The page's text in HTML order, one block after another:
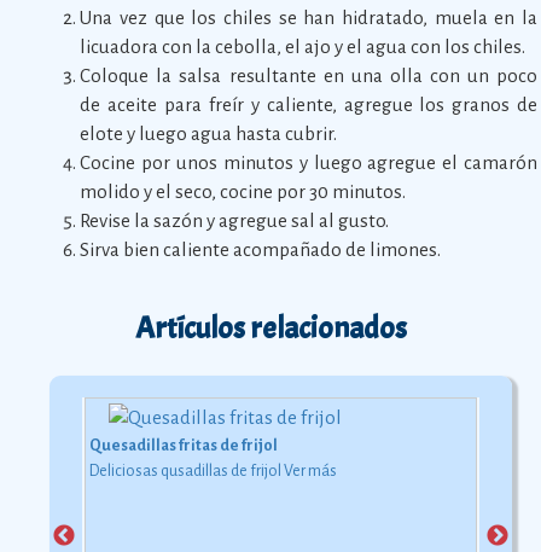
Una vez que los chiles se han hidratado, muela en la
licuadora con la cebolla, el ajo y el agua con los chiles.
Coloque la salsa resultante en una olla con un poco
de aceite para freír y caliente, agregue los granos de
elote y luego agua hasta cubrir.
Cocine por unos minutos y luego agregue el camarón
molido y el seco, cocine por 30 minutos.
Revise la sazón y agregue sal al gusto.
Sirva bien caliente acompañado de limones.
Artículos relacionados
Quesadillas fritas de frijol
Deliciosas qusadillas de frijol Ver más